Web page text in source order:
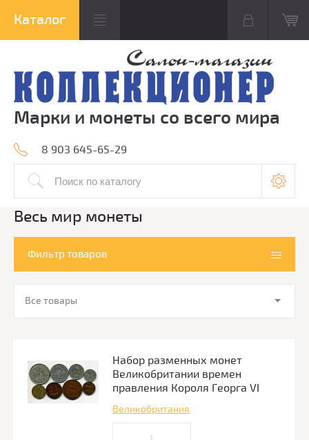
Марки и монеты со всего мира
8 903 645-65-29
Весь мир монеты
Фильтр товаров
Все товары
Набор разменных монет
Великобритании времен
правления Короля Георга VI
Великобритания